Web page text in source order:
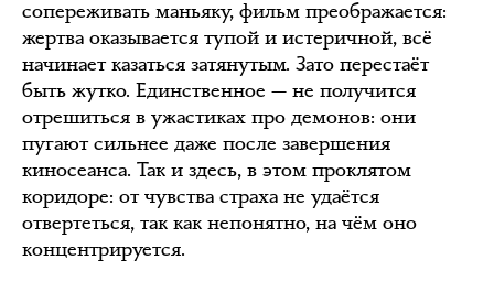
сопереживать маньяку, фильм преображается:
жертва оказывается тупой и истеричной, всё
начинает казаться затянутым. Зато перестаёт
быть жутко. Единственное — не получится
отрешиться в ужастиках про демонов: они
пугают сильнее даже после завершения
киносеанса. Так и здесь, в этом проклятом
коридоре: от чувства страха не удаётся
отвертеться, так как непонятно, на чём оно
концентрируется.